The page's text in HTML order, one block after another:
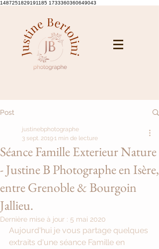
1487251829191185 1733360360649043
Post
Séance Famille Exterieur Nature
- Justine B Photographe en Isère,
entre Grenoble & Bourgoin
Jallieu.
justinebphotographe
3 sept. 20191 min de lecture
Dernière mise à jour : 5 mai 2020
Aujourd'hui je vous partage quelques
extraits d'une séance Famille en